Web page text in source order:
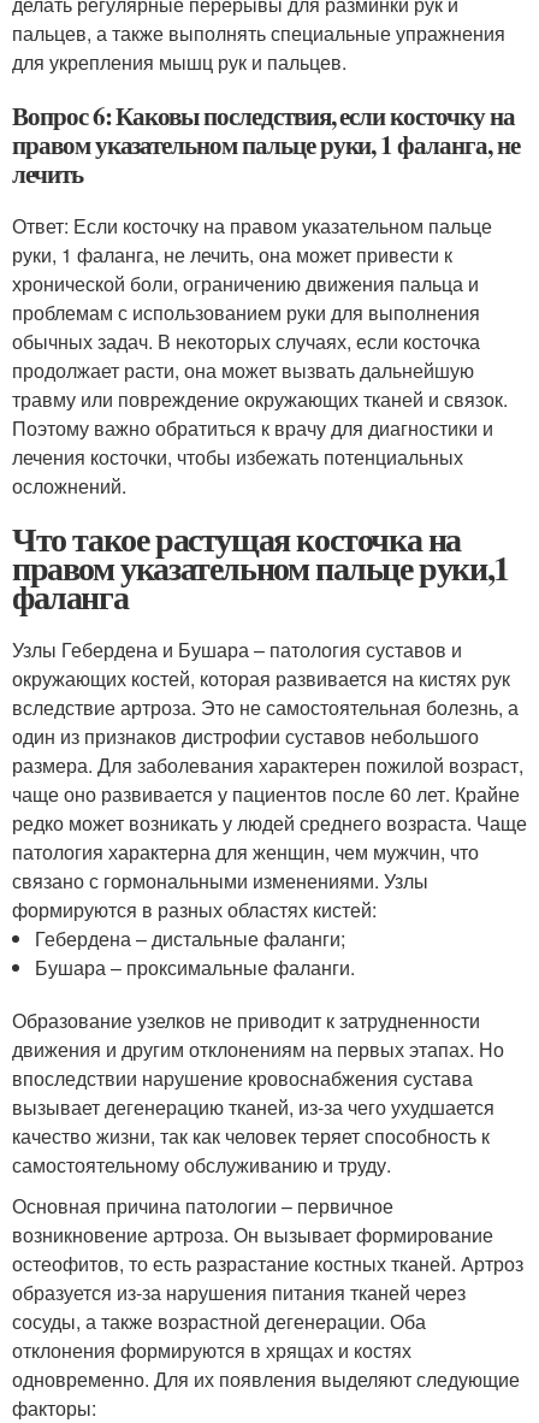
пальцев, а также выполнять специальные упражнения
для укрепления мышц рук и пальцев.
Вопрос 6: Каковы последствия, если косточку на
правом указательном пальце руки, 1 фаланга, не
лечить
Ответ: Если косточку на правом указательном пальце
руки, 1 фаланга, не лечить, она может привести к
хронической боли, ограничению движения пальца и
проблемам с использованием руки для выполнения
обычных задач. В некоторых случаях, если косточка
продолжает расти, она может вызвать дальнейшую
травму или повреждение окружающих тканей и связок.
Поэтому важно обратиться к врачу для диагностики и
лечения косточки, чтобы избежать потенциальных
осложнений.
Что такое растущая косточка на
правом указательном пальце руки,1
фаланга
Узлы Гебердена и Бушара – патология суставов и
окружающих костей, которая развивается на кистях рук
вследствие артроза. Это не самостоятельная болезнь, а
один из признаков дистрофии суставов небольшого
размера. Для заболевания характерен пожилой возраст,
чаще оно развивается у пациентов после 60 лет. Крайне
редко может возникать у людей среднего возраста. Чаще
патология характерна для женщин, чем мужчин, что
связано с гормональными изменениями. Узлы
формируются в разных областях кистей:
Гебердена – дистальные фаланги;
Бушара – проксимальные фаланги.
Образование узелков не приводит к затрудненности
движения и другим отклонениям на первых этапах. Но
впоследствии нарушение кровоснабжения сустава
вызывает дегенерацию тканей, из-за чего ухудшается
качество жизни, так как человек теряет способность к
самостоятельному обслуживанию и труду.
Основная причина патологии – первичное
возникновение артроза. Он вызывает формирование
остеофитов, то есть разрастание костных тканей. Артроз
образуется из-за нарушения питания тканей через
сосуды, а также возрастной дегенерации. Оба
отклонения формируются в хрящах и костях
одновременно. Для их появления выделяют следующие
факторы: